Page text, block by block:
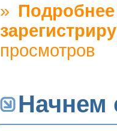
» Подробнее
просмотров
Начнем